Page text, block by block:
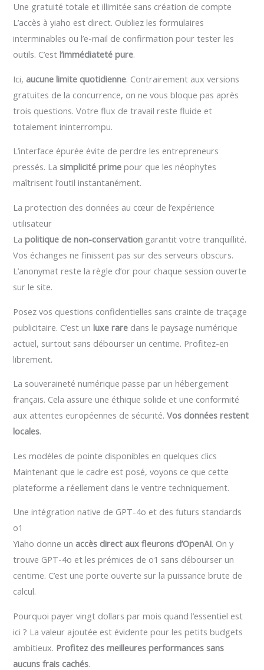
Une gratuité totale et illimitée sans création de compte
L’accès à yiaho est direct. Oubliez les formulaires
interminables ou l’e-mail de confirmation pour tester les
outils. C’estl’immédiateté pure.
Ici, aucune limite quotidienne. Contrairement aux versions
gratuites de la concurrence, on ne vous bloque pas après
trois questions. Votre flux de travail reste fluide et
totalement ininterrompu.
L’interface épurée évite de perdre les entrepreneurs
pressés. Lasimplicité prime pour que les néophytes
maîtrisent l’outil instantanément.
La protection des données au cœur de l’expérience
utilisateur
Lapolitique de non-conservation garantit votre tranquillité.
Vos échanges ne finissent pas sur des serveurs obscurs.
L’anonymat reste la règle d’or pour chaque session ouverte
sur le site.
Posez vos questions confidentielles sans crainte de traçage
publicitaire. C’est unluxe rare dans le paysage numérique
actuel, surtout sans débourser un centime. Profitez-en
librement.
La souveraineté numérique passe par un hébergement
français. Cela assure une éthique solide et une conformité
aux attentes européennes de sécurité.Vos données restent
locales.
Les modèles de pointe disponibles en quelques clics
Maintenant que le cadre est posé, voyons ce que cette
plateforme a réellement dans le ventre techniquement.
Une intégration native de GPT-4o et des futurs standards
o1
Yiaho donne un accès direct aux fleurons d’OpenAI. On y
trouve GPT-4o et les prémices de o1 sans débourser un
centime. C’est une porte ouverte sur la puissance brute de
calcul.
Pourquoi payer vingt dollars par mois quand l’essentiel est
ici ? La valeur ajoutée est évidente pour les petits budgets
ambitieux. Profitez des meilleures performances sans
aucuns frais cachés.